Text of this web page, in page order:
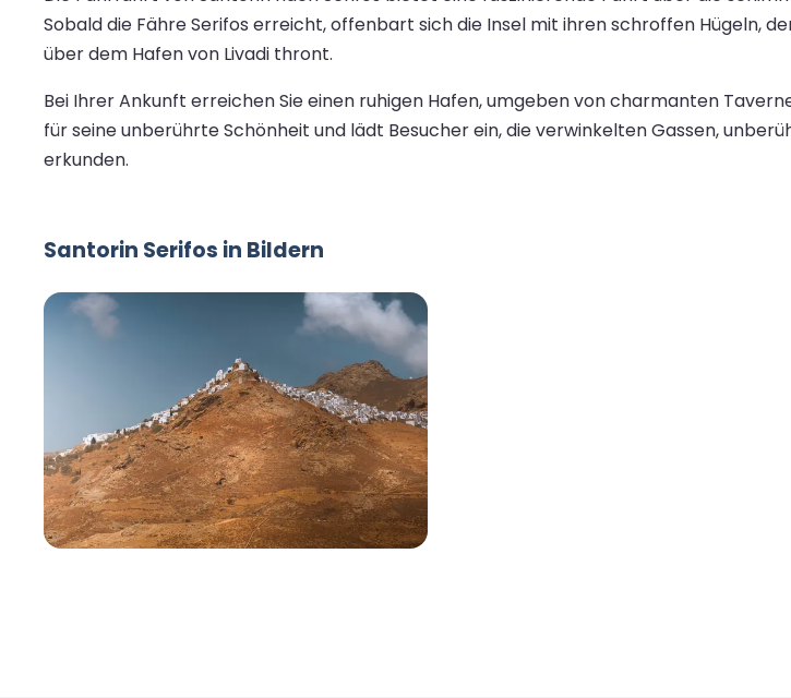
Sobald die Fähre Serifos erreicht, offenbart sich die Insel mit ihren schroffen Hügeln,
über dem Hafen von Livadi thront.
Bei Ihrer Ankunft erreichen Sie einen ruhigen Hafen, umgeben von charmanten
für seine unberührte Schönheit und lädt Besucher ein, die verwinkelten Gassen,
erkunden.
Santorin Serifos in Bildern